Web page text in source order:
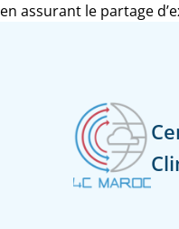
en assurant le partage